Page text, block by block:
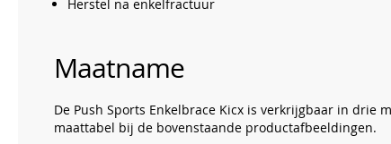
Herstel na enkelfractuur
Maatname
De Push Sports Enkelbrace Kicx is verkrijgbaar in
maattabel bij de bovenstaande productafbeeldingen.